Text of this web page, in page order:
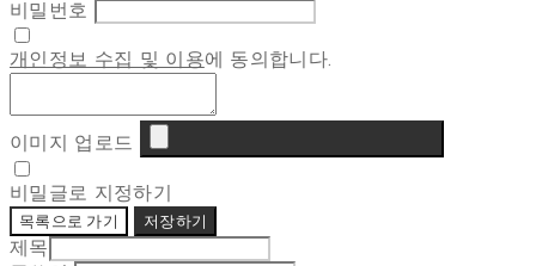
비밀번호
개인정보 수집 및 이용에 동의합니다.
이미지 업로드
비밀글로 지정하기
목록으로 가기 저장하기
제목